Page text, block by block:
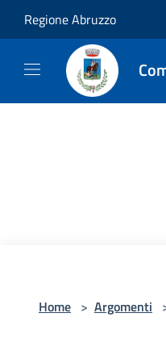
Regione Abruzzo
Home > Argomenti